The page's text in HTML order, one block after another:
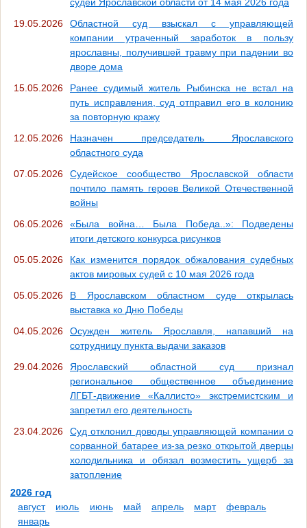
19.05.2026
Областной суд взыскал с управляющей
компании утраченный заработок в пользу
ярославны, получившей травму при падении во
дворе дома
15.05.2026
Ранее судимый житель Рыбинска не встал на
путь исправления, суд отправил его в колонию
за повторную кражу
12.05.2026
Назначен председатель Ярославского
областного суда
07.05.2026
Судейское сообщество Ярославской области
почтило память героев Великой Отечественной
войны
06.05.2026
«Была война… Была Победа..»: Подведены
итоги детского конкурса рисунков
05.05.2026
Как изменится порядок обжалования судебных
актов мировых судей с 10 мая 2026 года
05.05.2026
В Ярославском областном суде открылась
выставка ко Дню Победы
04.05.2026
Осужден житель Ярославля, напавший на
сотрудницу пункта выдачи заказов
29.04.2026
Ярославский областной суд признал
региональное общественное объединение
ЛГБТ-движение «Каллисто» экстремистским и
запретил его деятельность
23.04.2026
Суд отклонил доводы управляющей компании о
сорванной батарее из-за резко открытой дверцы
холодильника и обязал возместить ущерб за
затопление
2026 год
август
июль июнь май апрель март
февраль
январь